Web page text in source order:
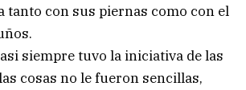
tanto con sus piernas como con el
siempre tuvo la iniciativa de las
cosas no le fueron sencillas,